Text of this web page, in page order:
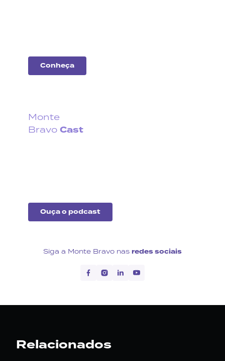
Conheça
Monte
Bravo Cast
Ouça o podcast
Siga a Monte Bravo nas redes sociais
Relacionados